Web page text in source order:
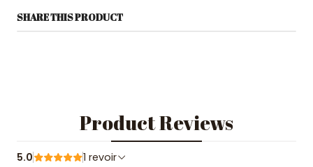
SHARE THIS PRODUCT
Product Reviews
5.0 1 revoir